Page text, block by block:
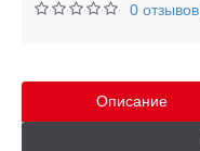
0 отзывов
Описание